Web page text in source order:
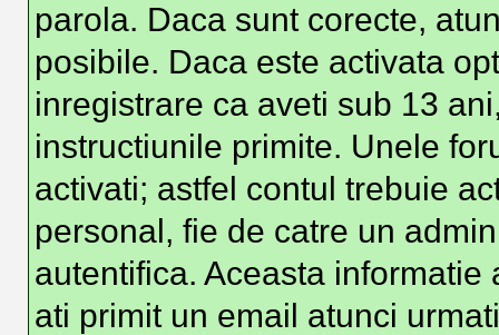
parola. Daca sunt corecte,
posibile. Daca este activata
inregistrare ca aveti sub 13
instructiunile primite. Unele
activati; astfel contul trebuie
personal, fie de catre un
autentifica. Aceasta
ati primit un email atunci